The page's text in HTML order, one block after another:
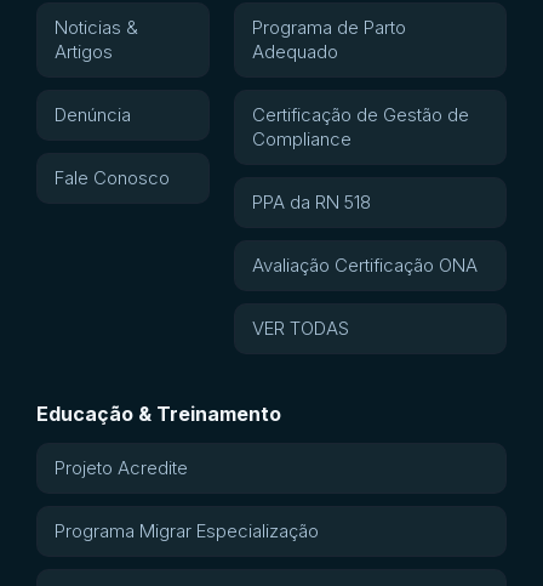
Noticias &
Artigos
Denúncia
Fale Conosco
Programa de Parto
Adequado
Certificação de Gestão de
Compliance
PPA da RN 518
Avaliação Certificação ONA
VER TODAS
Educação & Treinamento
Projeto Acredite
Programa Migrar Especialização